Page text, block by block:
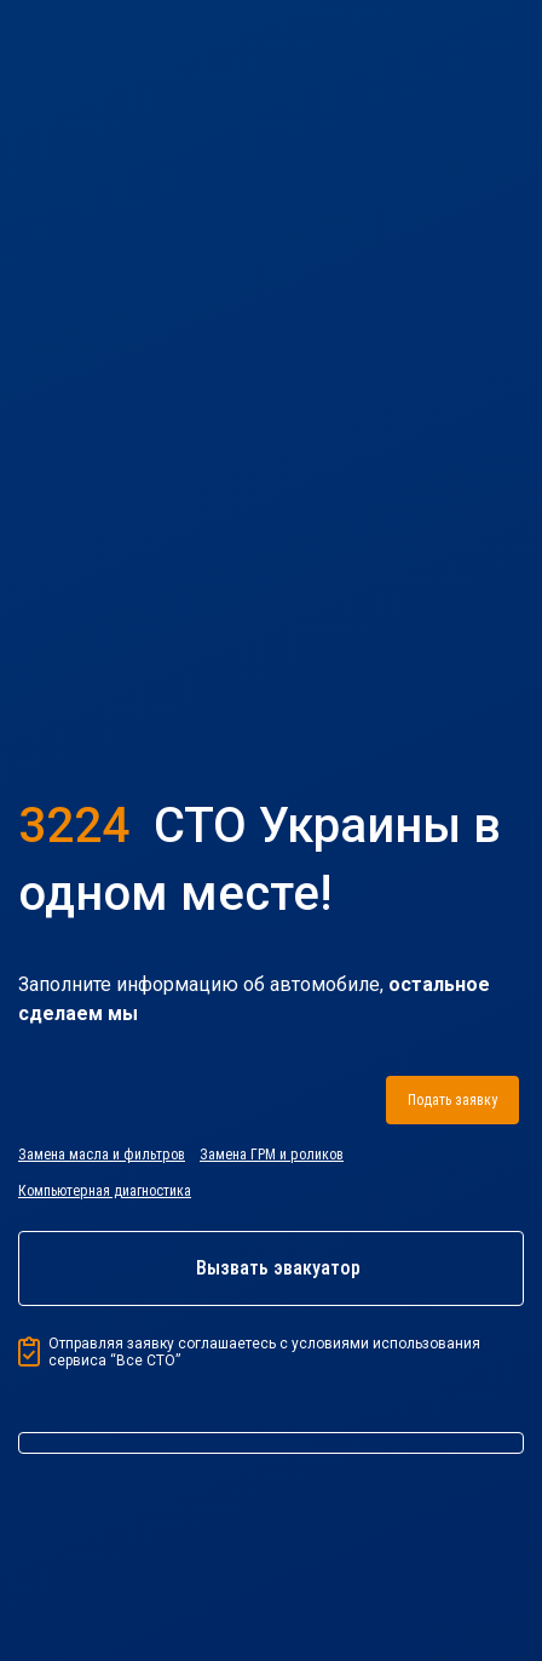
3224 СТО Украины в
одном месте!
Заполните информацию об автомобиле, остальное
сделаем мы
Подать заявку
Замена масла и фильтров Замена ГРМ и роликов
Компьютерная диагностика
Вызвать эвакуатор
Отправляя заявку соглашаетесь с условиями использования
сервиса “Все СТО”